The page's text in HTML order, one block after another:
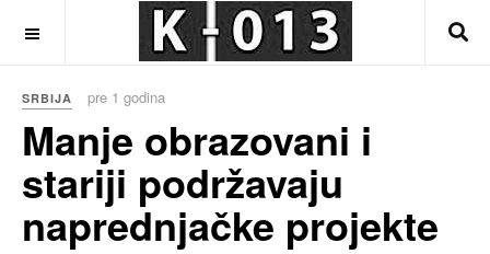
SRBIJA pre 1 godina
Manje obrazovani i
stariji podržavaju
naprednjačke projekte